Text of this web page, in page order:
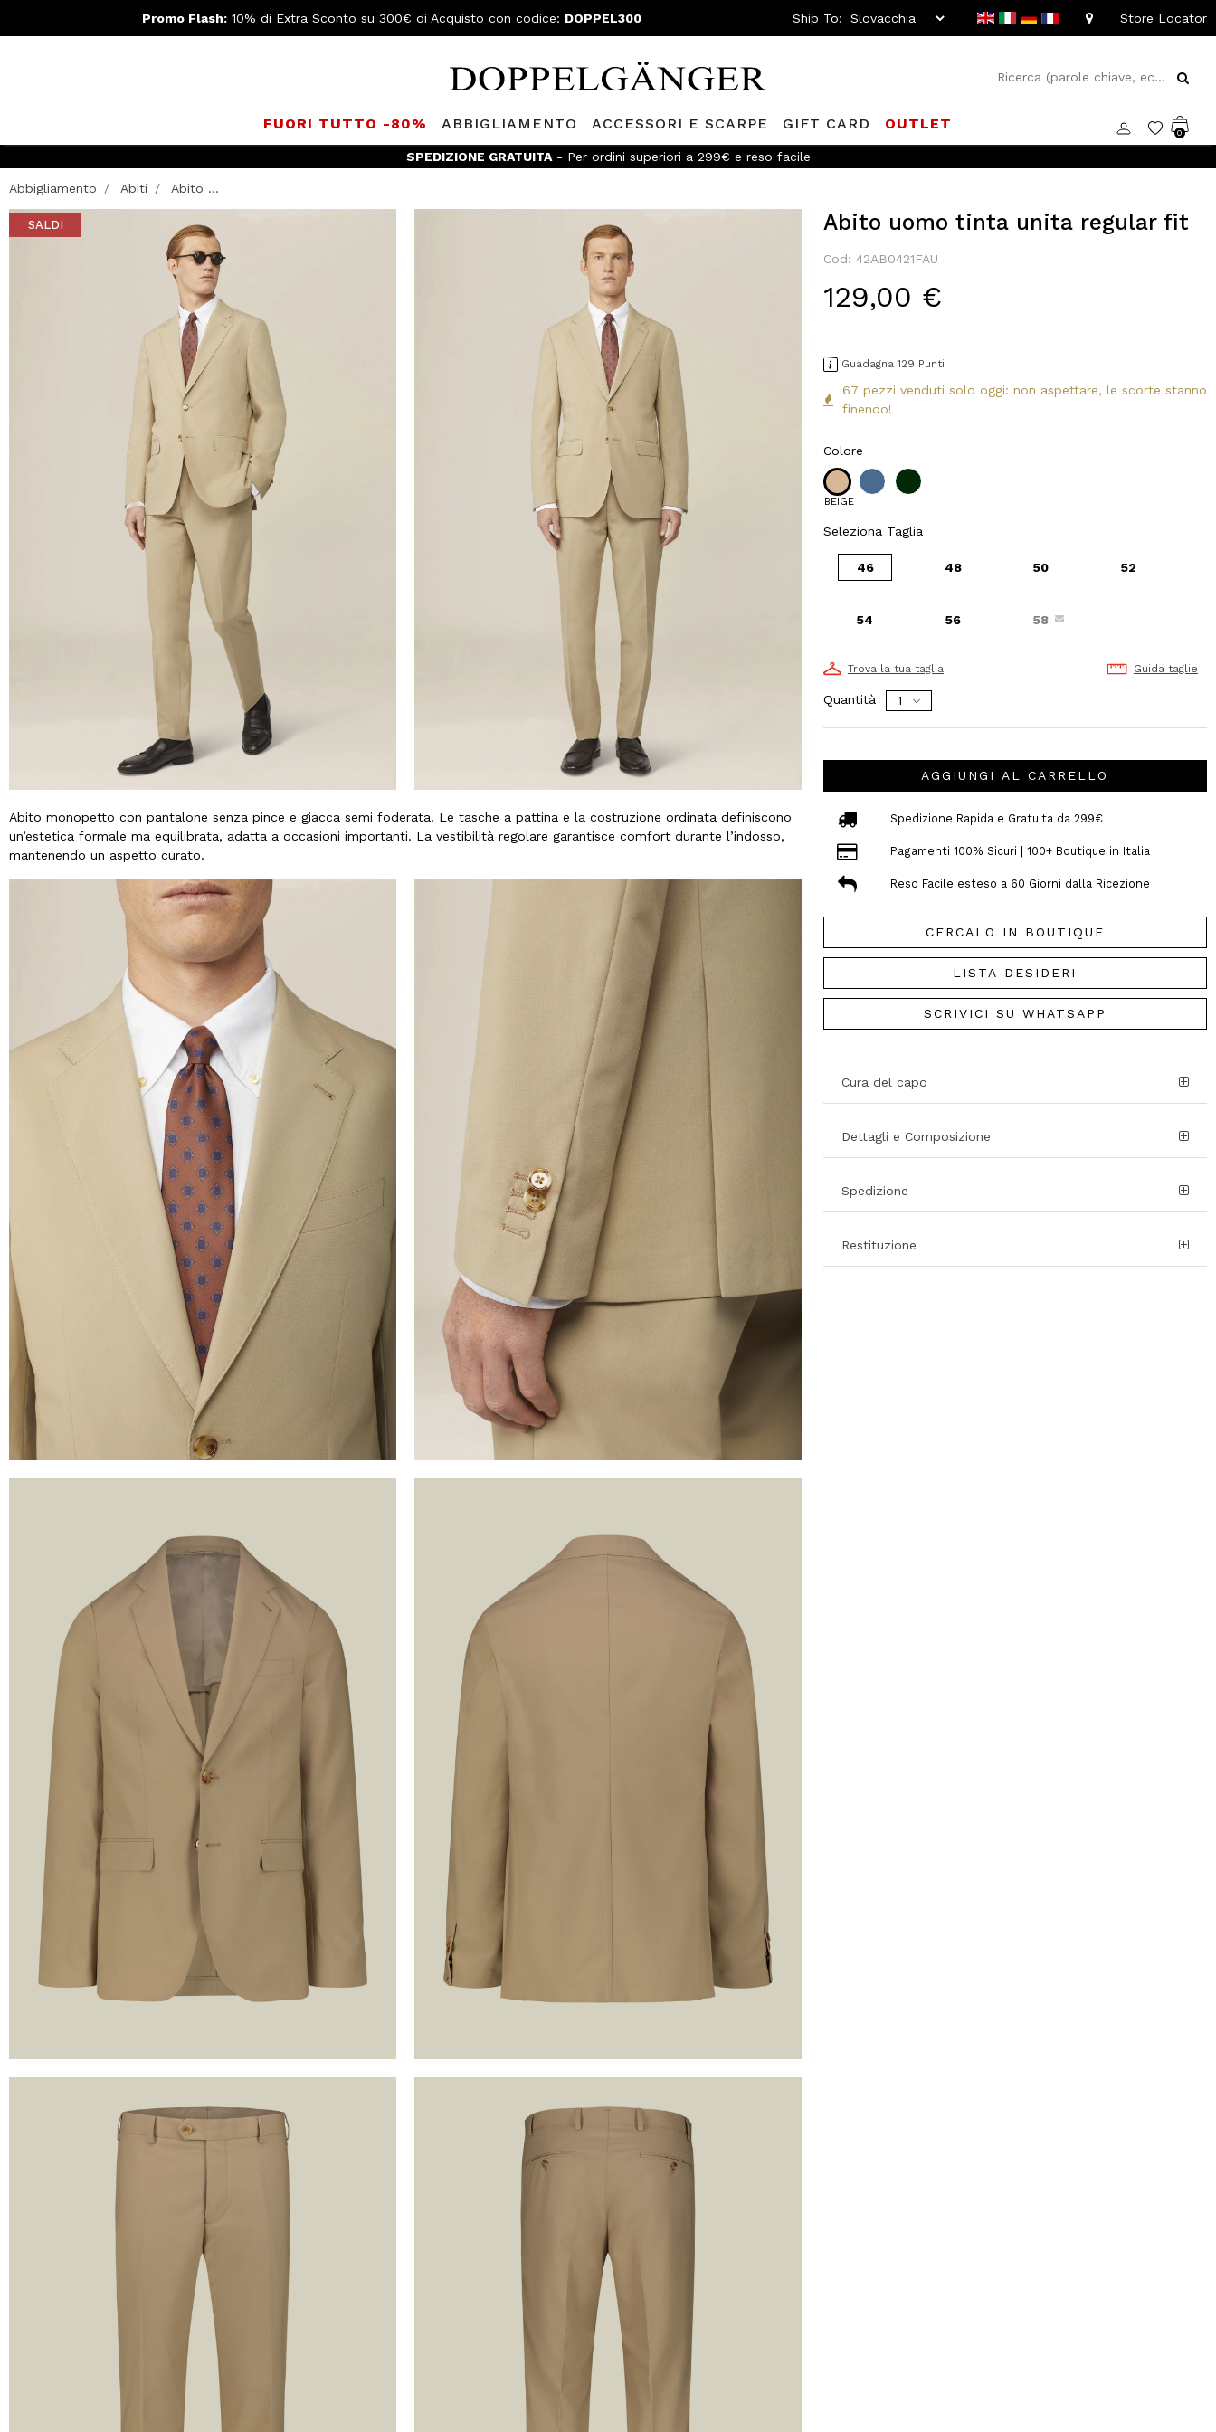
Promo Flash:10% di Extra Sconto su 300€ di Acquisto con codice: DOPPEL300 Ship To: Store Locator
FUORI TUTTO -80% ABBIGLIAMENTO ACCESSORI E SCARPE GIFT CARD OUTLET
0
SPEDIZIONE GRATUITA- Per ordini superiori a 299€ e reso facile
Abbigliamento Abiti Abito ...
SALDI
Abito monopetto con pantalone senza pince e giacca semi foderata. Le tasche a pattina e la costruzione ordinata definiscono
un’estetica formale ma equilibrata, adatta a occasioni importanti. La vestibilità regolare garantisce comfort durante l’indosso,
mantenendo un aspetto curato.
Abito uomo tinta unita regular fit
Cod: 42AB0421FAU
129,00 €
Guadagna 129 Punti
67 pezzi venduti solo oggi: non aspettare, le scorte stanno
finendo!
Colore
BEIGE
Seleziona Taglia
46 48 50 52
54 56 58
Trova la tua taglia Guida taglie
Quantità
AGGIUNGI AL CARRELLO
Spedizione Rapida e Gratuita da 299€
Pagamenti 100% Sicuri | 100+ Boutique in Italia
Reso Facile esteso a 60 Giorni dalla Ricezione
CERCALO IN BOUTIQUE
LISTA DESIDERI
SCRIVICI SU WHATSAPP
Cura del capo
Dettagli e Composizione
Spedizione
Restituzione